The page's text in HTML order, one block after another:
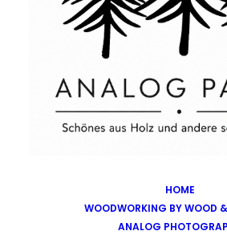
HOME
WOODWORKING BY WOOD
ANALOG